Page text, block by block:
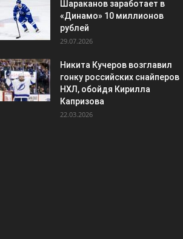
Шараканов заработает в
«Динамо» 10 миллионов
рублей
29.07.2026
Никита Кучеров возглавил
гонку российских снайперов
НХЛ, обойдя Кирилла
Капризова
22.03.2026